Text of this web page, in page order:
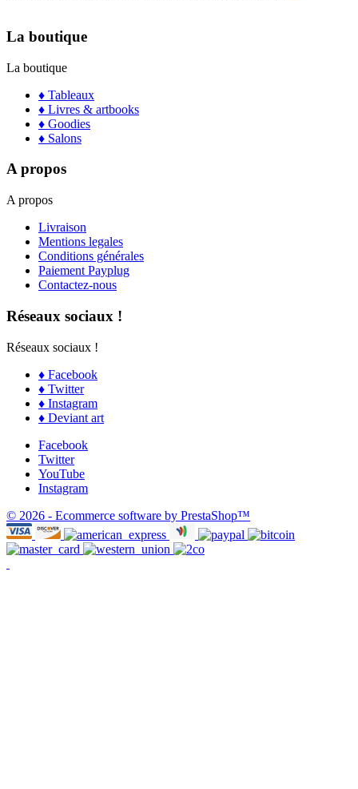
La boutique
La boutique
♦ Tableaux
♦ Livres & artbooks
♦ Goodies
♦ Salons
A propos
A propos
Livraison
Mentions legales
Conditions générales
Paiement Payplug
Contactez-nous
Réseaux sociaux !
Réseaux sociaux !
♦ Facebook
♦ Twitter
♦ Instagram
♦ Deviant art
Facebook
Twitter
YouTube
Instagram
© 2026 - Ecommerce software by PrestaShop™